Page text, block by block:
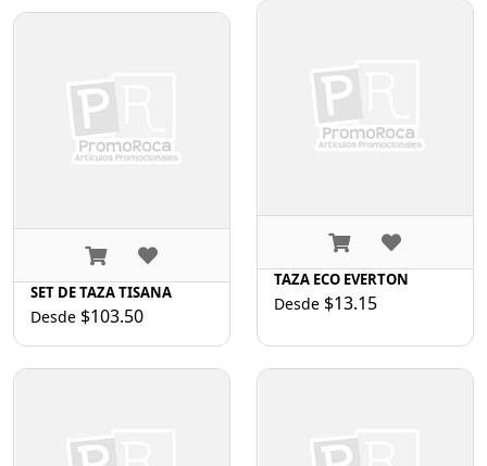
SET DE TAZA TISANA
Desde $103.50
TAZA ECO EVERTON
Desde $13.15